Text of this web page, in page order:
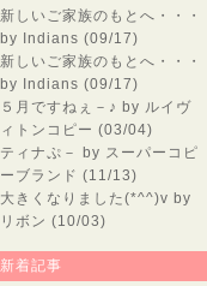
新しいご家族のもとへ・・・
by Indians (09/17)
新しいご家族のもとへ・・・
by Indians (09/17)
５月ですねぇ－♪ by ルイヴ
ィトンコピー (03/04)
ティナぷ－
by スーパーコピ
ーブランド (11/13)
大きくなりました(*^^)v by
リボン (10/03)
新着記事